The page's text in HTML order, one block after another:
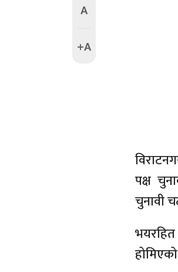
A
+A
पक्ष
चुनावी